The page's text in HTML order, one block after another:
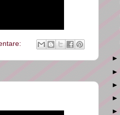
►
►
►
►
►